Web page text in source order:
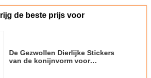
de beste prijs voor
De Gezwollen Dierlijke Stickers
van de konijnvorm voor